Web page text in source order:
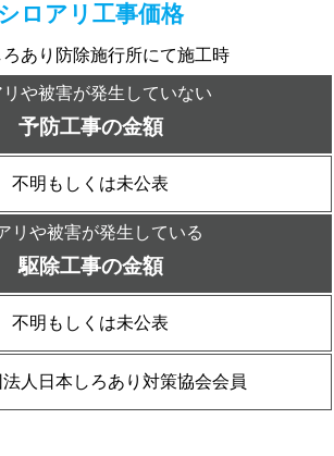
シロアリ工事価格
あり防除施行所にて施工時
リや被害が発生していない
予防工事の金額
不明もしくは未公表
リや被害が発生している
駆除工事の金額
不明もしくは未公表
人日本しろあり対策協会会員